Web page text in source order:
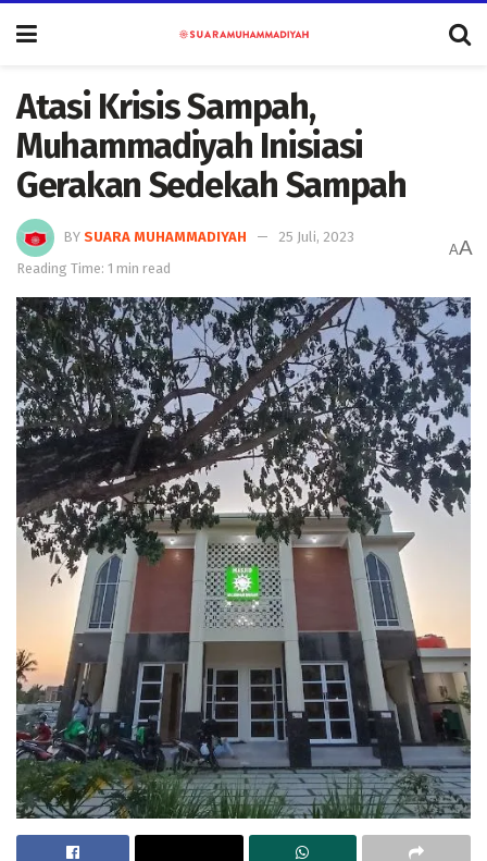
Atasi Krisis Sampah,
Muhammadiyah Inisiasi
Gerakan Sedekah Sampah
BY SUARA MUHAMMADIYAH
25 Juli, 2023
Reading Time: 1 min read
AA